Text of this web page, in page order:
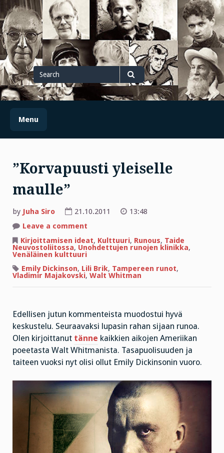
Skip
to
content
Search
for
Search
Menu
”Korvapuusti yleiselle
maulle”
by Juha Siro 21.10.2011
13:48
Leave a comment
yleiselle
maulle”
Kirjoittamisen ideat, Kulttuuri, Runous, Taide
Neuvostoliitossa, Unohdettujen runojen klinikka,
Venäläinen kulttuuri
Emily Dickinson, Lili Brik, Tampereen runot,
Vladimir Majakovski, Walt Whitman
Edellisen jutun kommenteista muodostui hyvä
keskustelu. Seuraavaksi lupasin rahan sijaan runoa.
Olen kirjoittanut tänne kaikkien aikojen Ameriikan
poeetasta Walt Whitmanista. Tasapuolisuuden ja
taiteen vuoksi nyt olisi ollut Emily Dickinsonin vuoro.